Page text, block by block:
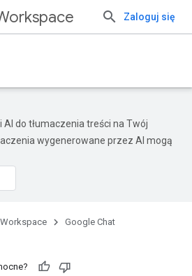
Zaloguj się
do tłumaczenia treści na Twój
wygenerowane przez AI mogą
Google Chat